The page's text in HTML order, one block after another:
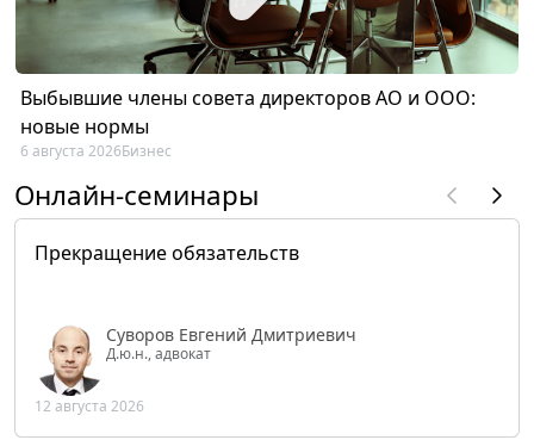
Выбывшие члены совета директоров АО и ООО:
новые нормы
6 августа 2026Бизнес
Онлайн-семинары
Прекращение обязательств
Суворов Евгений Дмитриевич
Д.ю.н., адвокат
12 августа 2026